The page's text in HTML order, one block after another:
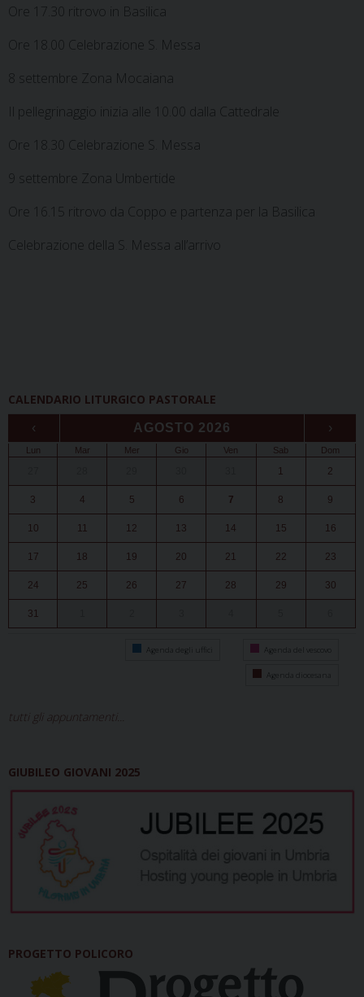
Ore 17.30 ritrovo in Basilica
Ore 18.00 Celebrazione S. Messa
8 settembre Zona Mocaiana
Il pellegrinaggio inizia alle 10.00 dalla Cattedrale
Ore 18.30 Celebrazione S. Messa
9 settembre Zona Umbertide
Ore 16.15 ritrovo da Coppo e partenza per la Basilica
Celebrazione della S. Messa all’arrivo
CALENDARIO LITURGICO PASTORALE
‹ AGOSTO 2026 ›
Lun Mar Mer Gio Ven Sab Dom
1 2
3 4 5 6 7 8 9
10 11 12 13 14 15 16
17 18 19 20 21 22 23
24 25 26 27 28 29 30
31
Agenda degli uffici Agenda del vescovo
Agenda diocesana
tutti gli appuntamenti...
GIUBILEO GIOVANI 2025
PROGETTO POLICORO